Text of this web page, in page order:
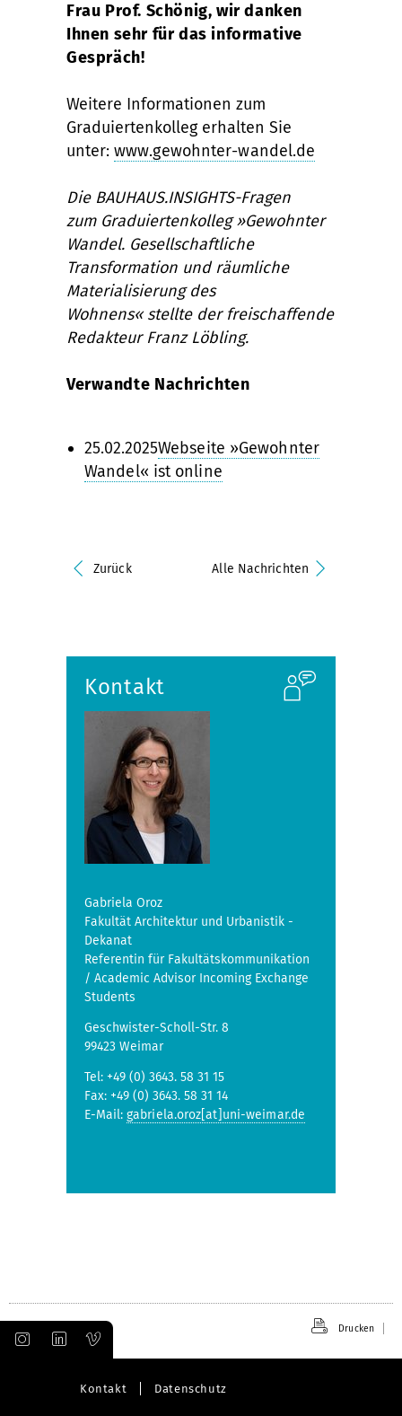
Frau Prof. Schönig, wir danken
Ihnen sehr für das informative
Gespräch!
Weitere Informationen zum
Graduiertenkolleg erhalten Sie
unter: www.gewohnter-wandel.de
Die BAUHAUS.INSIGHTS-Fragen
zum Graduiertenkolleg »Gewohnter
Wandel. Gesellschaftliche
Transformation und räumliche
Materialisierung des
Wohnens« stellte der freischaffende
Redakteur Franz Löbling.
Verwandte Nachrichten
25.02.2025Webseite »Gewohnter
Wandel« ist online
Zurück Alle Nachrichten
Kontakt
Gabriela Oroz
Fakultät Architektur und Urbanistik -
Dekanat
Referentin für Fakultätskommunikation
/ Academic Advisor Incoming Exchange
Students
Geschwister-Scholl-Str. 8
99423 Weimar
Tel: +49 (0) 3643. 58 31 15
Fax: +49 (0) 3643. 58 31 14
E-Mail: gabriela.oroz[at]uni-weimar.de
Drucken
Kontakt Datenschutz